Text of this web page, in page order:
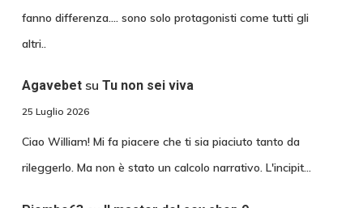
fanno differenza.... sono solo protagonisti come tutti gli
altri..
Agavebetsu Tu non sei viva
25 Luglio 2026
Ciao William! Mi fa piacere che ti sia piaciuto tanto da
rileggerlo. Ma non è stato un calcolo narrativo. L'incipit…